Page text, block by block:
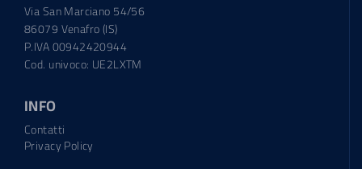
Via San Marciano 54/56
86079 Venafro (IS)
P.IVA 00942420944
Cod. univoco: UE2LXTM
INFO
Contatti
Privacy Policy